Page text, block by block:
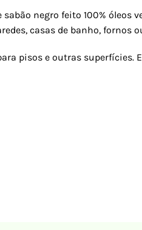
negro feito 100% óleos
casas de banho, fornos
pisos e outras superfícies.